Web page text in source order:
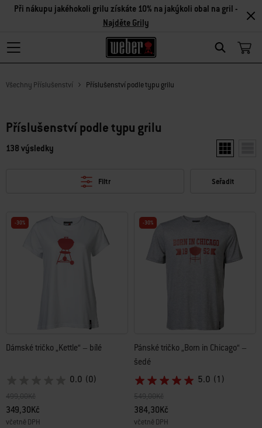
Search
Při nákupu jakéhokoli grilu získáte 10% na jakýkoli obal na gril -
Najděte Grily
Všechny Příslušenství Příslušenství podle typu grilu
Příslušenství podle typu grilu
138 výsledky Zobrazit
Filtr Seřadit
-30%
Dámské tričko „Kettle“ – bílé
0.0 (0)
Snížení ceny z
499,00Kčdo
349,30Kč
včetně DPH
-30%
Pánské tričko „Born in Chicago“ –
šedé
5.0 (1)
Snížení ceny z
549,00Kčdo
384,30Kč
včetně DPH